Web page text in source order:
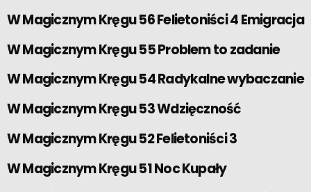
W Magicznym Kręgu 56 Felietoniści 4 Emigracja
W Magicznym Kręgu 55 Problem to zadanie
W Magicznym Kręgu 54 Radykalne wybaczanie
W Magicznym Kręgu 53 Wdzięczność
W Magicznym Kręgu 52 Felietoniści 3
W Magicznym Kręgu 51 Noc Kupały